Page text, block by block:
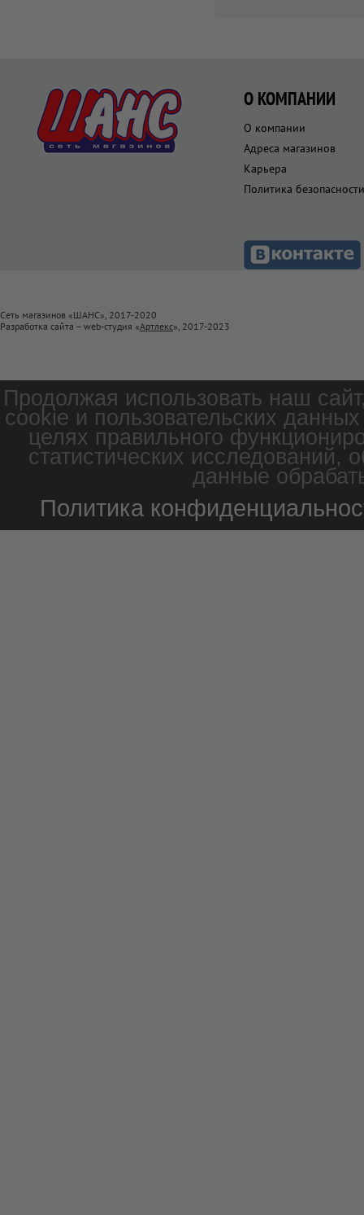
О КОМПАНИИ
О компании
Адреса магазинов
Карьера
Политика безопасности
Сеть магазинов «ШАНС», 2017-2020
Разработка сайта – web-студия «Артлекс», 2017-2023
Продолжая использовать наш
cookie и пользовательских
целях правильного
статистических
данные
Политика